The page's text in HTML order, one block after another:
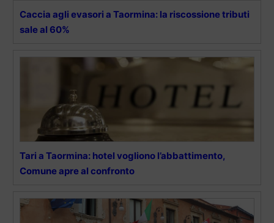
Caccia agli evasori a Taormina: la riscossione tributi
sale al 60%
Tari a Taormina: hotel vogliono l’abbattimento,
Comune apre al confronto